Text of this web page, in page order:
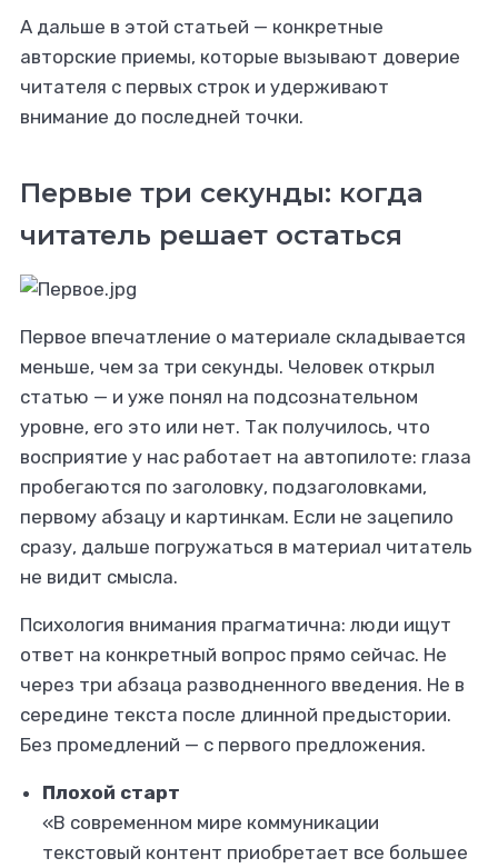
его на Ворк24
А дальше в этой статьей — конкретные
авторские приемы, которые вызывают доверие
читателя с первых строк и удерживают
внимание до последней точки.
Первые три секунды: когда
читатель решает остаться
Первое впечатление о материале складывается
меньше, чем за три секунды. Человек открыл
статью — и уже понял на подсознательном
уровне, его это или нет. Так получилось, что
восприятие у нас работает на автопилоте: глаза
пробегаются по заголовку, подзаголовками,
первому абзацу и картинкам. Если не зацепило
сразу, дальше погружаться в материал читатель
не видит смысла.
Психология внимания прагматична: люди ищут
ответ на конкретный вопрос прямо сейчас. Не
через три абзаца разводненного введения. Не в
середине текста после длинной предыстории.
Без промедлений — с первого предложения.
Плохой старт
«В современном мире коммуникации
текстовый контент приобретает все большее